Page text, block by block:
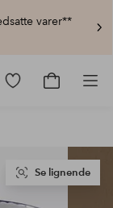
varer**
Gå
Gå
Se lignende